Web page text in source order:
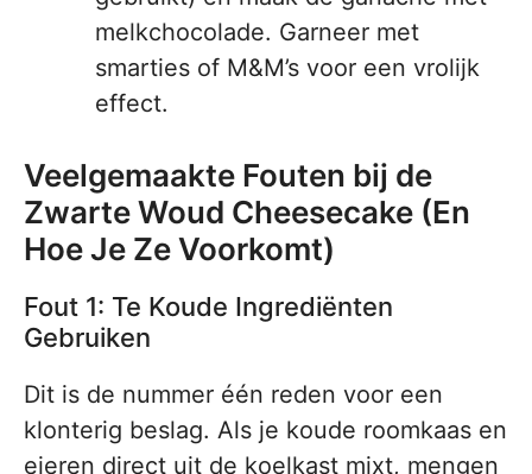
melkchocolade. Garneer met
smarties of M&M’s voor een vrolijk
effect.
Veelgemaakte Fouten bij de
Zwarte Woud Cheesecake (En
Hoe Je Ze Voorkomt)
Fout 1: Te Koude Ingrediënten
Gebruiken
Dit is de nummer één reden voor een
klonterig beslag. Als je koude roomkaas en
eieren direct uit de koelkast mixt, mengen